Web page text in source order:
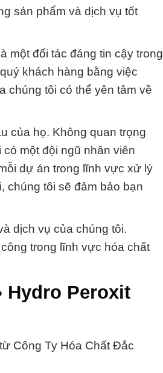
sản phẩm và dịch vụ tốt
một đối tác đáng tin cậy trong
khách hàng bằng việc
chúng tôi có thể yên tâm về
của họ. Không quan trọng
một đội ngũ nhân viên
dự án trong lĩnh vực xử lý
chúng tôi sẽ đảm bảo bạn
dịch vụ của chúng tôi.
trong lĩnh vực hóa chất
Hydro Peroxit
Công Ty Hóa Chất Đắc